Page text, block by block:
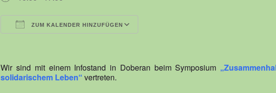
ZUM KALENDER HINZUFÜGEN
Wir sind mit einem Infostand in Doberan beim Symposium
solidarischem Leben“vertreten.